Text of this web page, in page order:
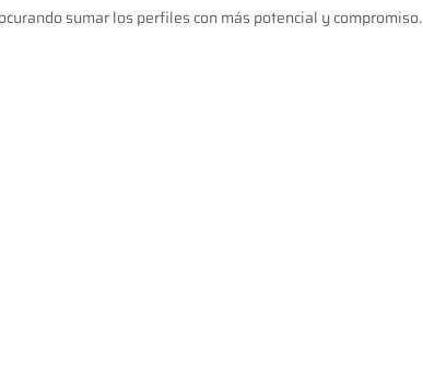
sumar los perfiles con más potencial y compromiso.